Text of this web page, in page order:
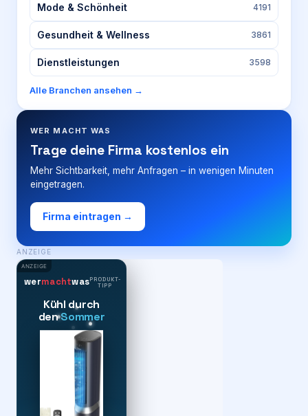
Mode & Schönheit 4191
Gesundheit & Wellness 3861
Dienstleistungen 3598
Alle Branchen ansehen →
WER MACHT WAS
Trage deine Firma kostenlos ein
Mehr Sichtbarkeit, mehr Anfragen – in wenigen Minuten
eingetragen.
Firma eintragen →
ANZEIGE
ANZEIGE
wermachtwasPRODUKT-
TIPP
Kühl durch
denSommer